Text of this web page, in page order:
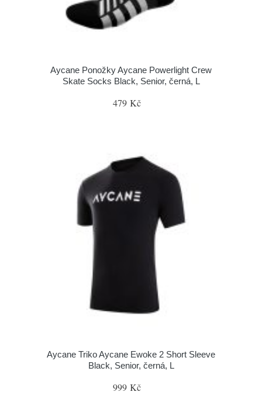
Aycane Ponožky Aycane Powerlight Crew
Skate Socks Black, Senior, černá, L
479 Kč
Aycane Triko Aycane Ewoke 2 Short Sleeve
Black, Senior, černá, L
999 Kč